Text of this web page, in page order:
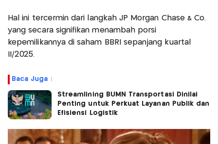
Hal ini tercermin dari langkah JP Morgan Chase & Co.
yang secara signifikan menambah porsi
kepemilikannya di saham BBRI sepanjang kuartal
II/2025.
Baca Juga :
Streamlining BUMN Transportasi Dinilai
Penting untuk Perkuat Layanan Publik dan
Efisiensi Logistik